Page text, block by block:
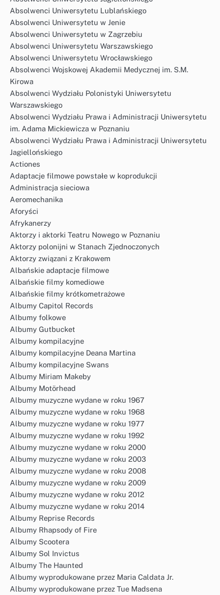
Absolwenci Uniwersytetu Lublańskiego
Absolwenci Uniwersytetu w Jenie
Absolwenci Uniwersytetu w Zagrzebiu
Absolwenci Uniwersytetu Warszawskiego
Absolwenci Uniwersytetu Wrocławskiego
Absolwenci Wojskowej Akademii Medycznej im. S.M.
Kirowa
Absolwenci Wydziału Polonistyki Uniwersytetu
Warszawskiego
Absolwenci Wydziału Prawa i Administracji Uniwersytetu
im. Adama Mickiewicza w Poznaniu
Absolwenci Wydziału Prawa i Administracji Uniwersytetu
Jagiellońskiego
Actiones
Adaptacje filmowe powstałe w koprodukcji
Administracja sieciowa
Aeromechanika
Aforyści
Afrykanerzy
Aktorzy i aktorki Teatru Nowego w Poznaniu
Aktorzy polonijni w Stanach Zjednoczonych
Aktorzy związani z Krakowem
Albańskie adaptacje filmowe
Albańskie filmy komediowe
Albańskie filmy krótkometrażowe
Albumy Capitol Records
Albumy folkowe
Albumy Gutbucket
Albumy kompilacyjne
Albumy kompilacyjne Deana Martina
Albumy kompilacyjne Swans
Albumy Miriam Makeby
Albumy Motörhead
Albumy muzyczne wydane w roku 1967
Albumy muzyczne wydane w roku 1968
Albumy muzyczne wydane w roku 1977
Albumy muzyczne wydane w roku 1992
Albumy muzyczne wydane w roku 2000
Albumy muzyczne wydane w roku 2003
Albumy muzyczne wydane w roku 2008
Albumy muzyczne wydane w roku 2009
Albumy muzyczne wydane w roku 2012
Albumy muzyczne wydane w roku 2014
Albumy Reprise Records
Albumy Rhapsody of Fire
Albumy Scootera
Albumy Sol Invictus
Albumy The Haunted
Albumy wyprodukowane przez Maria Caldata Jr.
Albumy wyprodukowane przez Tue Madsena